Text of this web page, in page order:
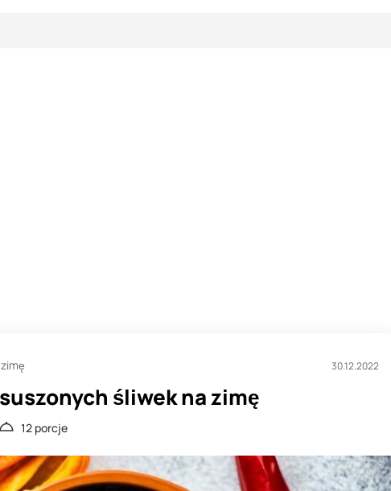
30.12.2022
śliwek na zimę
12 porcje